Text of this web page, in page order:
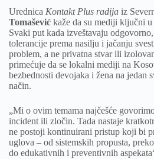
Urednica Kontakt Plus radija iz
Tomašević kaže da su mediji ključni
Svaki put kada izveštavaju
tolerancije prema nasilju i jačanju
problem, a ne privatna stvar ili
primećuje da se lokalni mediji na
bezbednosti devojaka i žena na jedan
način.
„Mi o ovim temama najčešće
incident ili zločin. Tada nastaje
ne postoji kontinuirani pristup koji bi
uglova – od sistemskih propusta,
do edukativnih i preventivnih